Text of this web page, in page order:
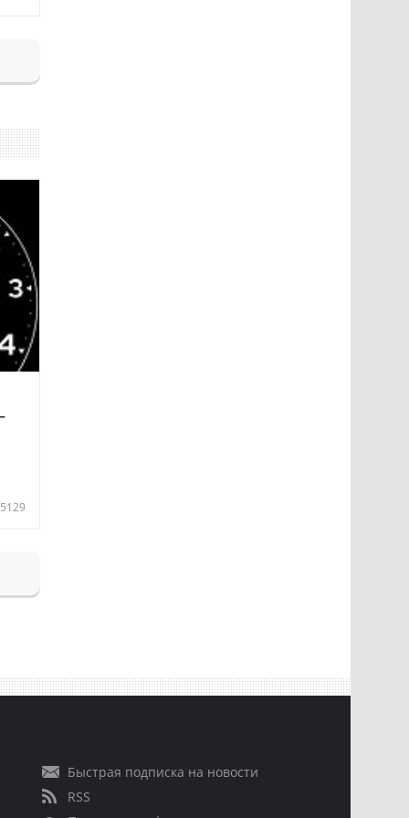
5129
Быстрая подписка на новости
RSS